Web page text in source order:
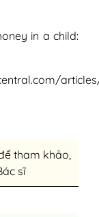
in a child:
articles/
tham khảo,
sĩ